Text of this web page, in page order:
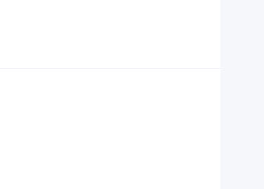
预防控制中心）发布时间：2026-07